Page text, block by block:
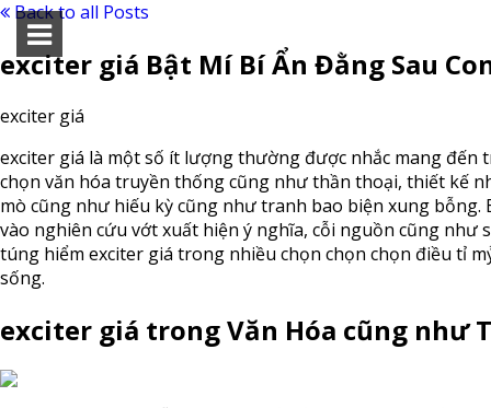
Back to all Posts
exciter giá Bật Mí Bí Ẩn Đằng Sau
exciter giá
exciter giá là một số ít lượng thường được nhắc mang đến
chọn văn hóa truyền thống cũng như thần thoại, thiết kế
mò cũng như hiếu kỳ cũng như tranh bao biện xung bỗng.
vào nghiên cứu vớt xuất hiện ý nghĩa, cỗi nguồn cũng như
túng hiểm exciter giá trong nhiều chọn chọn chọn điều tỉ
sống.
exciter giá trong Văn Hóa cũng như